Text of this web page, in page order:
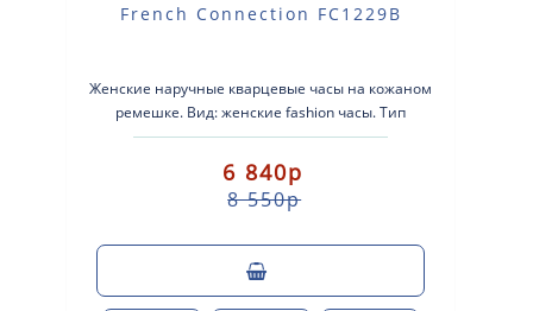
French Connection FC1229B
Женские наручные кварцевые часы на кожаном
ремешке. Вид: женские fashion часы. Тип
механизма: кварцевые. Корпус: стально..
6 840р
8 550р